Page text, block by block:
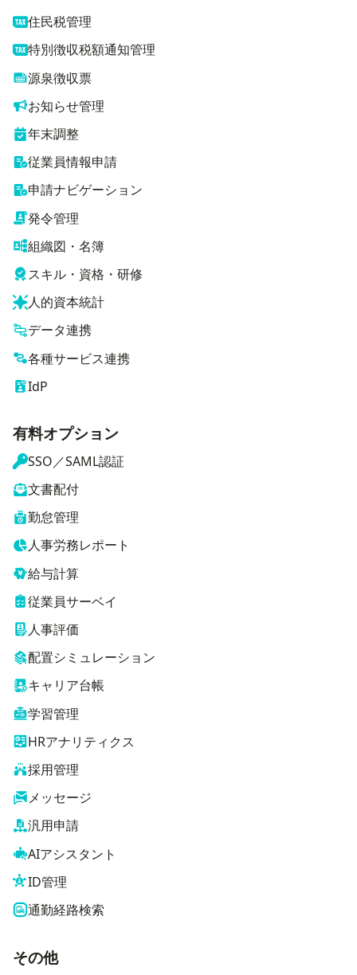
住民税管理
特別徴収税額通知管理
源泉徴収票
お知らせ管理
年末調整
従業員情報申請
申請ナビゲーション
発令管理
組織図・名簿
スキル・資格・研修
人的資本統計
データ連携
各種サービス連携
IdP
有料オプション
SSO／SAML認証
文書配付
勤怠管理
人事労務レポート
給与計算
従業員サーベイ
人事評価
配置シミュレーション
キャリア台帳
学習管理
HRアナリティクス
採用管理
メッセージ
汎用申請
AIアシスタント
ID管理
通勤経路検索
その他